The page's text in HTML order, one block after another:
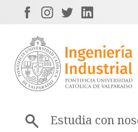
Estudia con